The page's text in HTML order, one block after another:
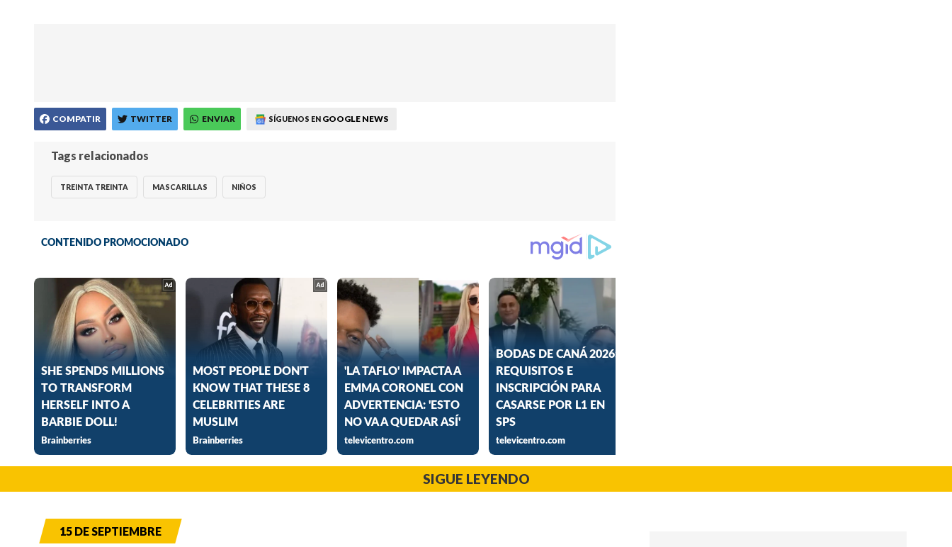
COMPATIR TWITTER ENVIAR SÍGUENOS EN GOOGLE NEWS
Tags relacionados
TREINTA TREINTA MASCARILLAS NIÑOS
SIGUE LEYENDO
15 DE SEPTIEMBRE